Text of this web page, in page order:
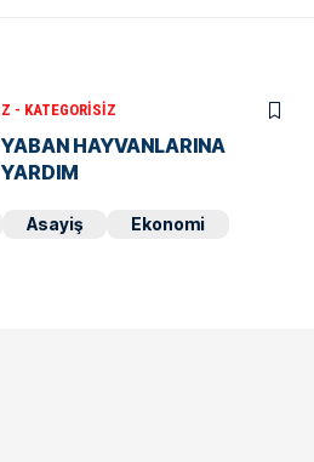
Z - KATEGORISIZ
YABAN HAYVANLARINA
YARDIM
Asayiş
Ekonomi